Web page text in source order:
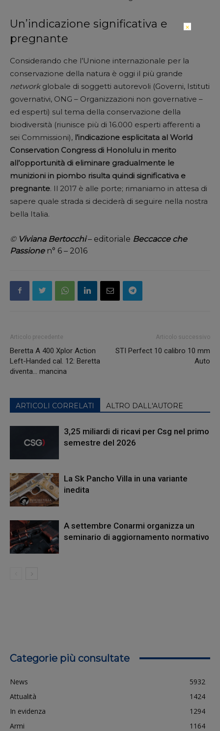
Un’indicazione significativa e
pregnante
Considerando che l’Unione internazionale per la
conservazione della natura è oggi il più grande
networkglobale di soggetti autorevoli (Governi, Istituti
governativi, ONG – Organizzazioni non governative –
ed esperti) sul tema della conservazione della
biodiversità (riunisce più di 16.000 esperti afferenti a
sei Commissioni), l’indicazione esplicitata al World
Conservation Congress di Honolulu in merito
all’opportunità di eliminare gradualmente le
munizioni in piombo risulta quindi significativa e
pregnante. Il 2017 è alle porte; rimaniamo in attesa di
sapere quale strada si deciderà di seguire nella nostra
bella Italia.
© Viviana Bertocchi– editoriale Beccacce che
Passione n° 6 – 2016
Articolo precedente
Beretta A 400 Xplor Action
Left-Handed cal. 12: Beretta
diventa… mancina
Articolo successivo
STI Perfect 10 calibro 10 mm
Auto
ARTICOLI CORRELATI ALTRO DALL'AUTORE
3,25 miliardi di ricavi per Csg nel primo
semestre del 2026
La Sk Pancho Villa in una variante
inedita
A settembre Conarmi organizza un
seminario di aggiornamento normativo
Categorie più consultate
News
5932
Attualità
1424
In evidenza
1294
Armi
1164
×